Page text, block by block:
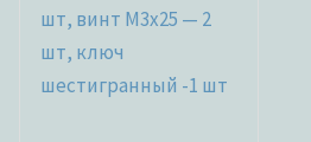
шт, винт M3x25 — 2
шт, ключ
шестигранный -1 шт